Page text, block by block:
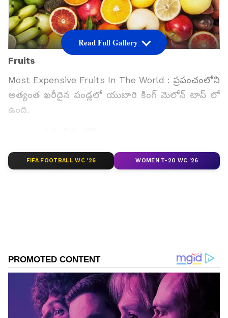
Fruits
Most Expensive Fruits In The World : ప్ర‌పంచంలోని
అత్యంత ఖ‌రీదైన పండ్ల‌లో యుబారి కింగ్ మెలోన్ టాప్ లో
ఉంది.
జపాన్ లో ల‌భించే అద్భుత‌మైన పండ్ల‌లో యుబారి కింగ్
మెలోన్ ఒక‌టి. పుచ్చ‌కాయ‌ల క‌నిపించే ఈ పండ్లు
గూగుల్‌లో ఆసక్తికరమైన సమాచారం కోసం ఏసియానెట్ తెలుగు
ను మీ ఫ్రిఫర్డ్ సోర్స్ గా ఎంచుకోండి
Read Full Gallery
FIFA FOOTBALL WC '26 WOMEN T-20 WC '26